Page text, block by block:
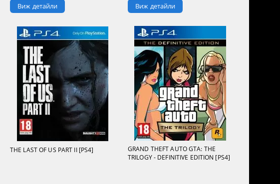
Виж детайли Виж детайли
THE LAST OF US PART II [PS4]
GRAND THEFT AUTO GTA: THE
TRILOGY - DEFINITIVE EDITION [PS4]